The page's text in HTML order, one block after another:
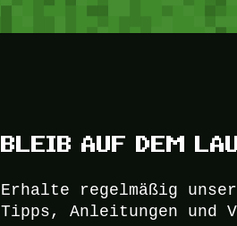
BLEIB AUF DEM
Erhalte regelmäßig
Tipps, Anleitungen und